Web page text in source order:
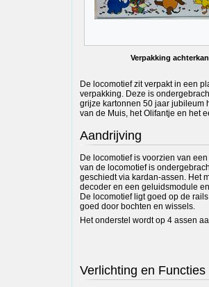
Verpakking
De locomotief zit verpakt in een
verpakking. Deze is
grijze kartonnen 50 jaar jubileum
van de Muis, het Olifantje en het
Aandrijving
De locomotief is voorzien van
van de locomotief is
geschiedt via kardan-assen. Het
decoder en een geluidsmodule
De locomotief ligt goed op de
goed door bochten en wissels.
Het onderstel wordt op 4 assen
Verlichting en Functies